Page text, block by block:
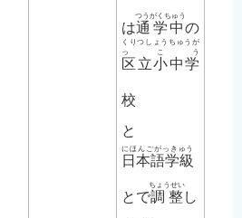
は通学中
つうがくちゅう
の
区立小中学
校
くりつしょうちゅうが
っこう
と
日本語学級
にほんごがっきゅう
とで調整
ちょうせい
し